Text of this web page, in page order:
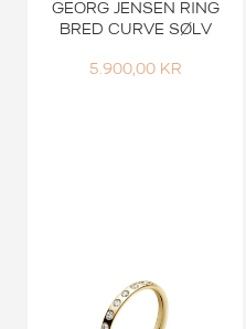
GEORG JENSEN RING
BRED CURVE SØLV
5.900,00 KR